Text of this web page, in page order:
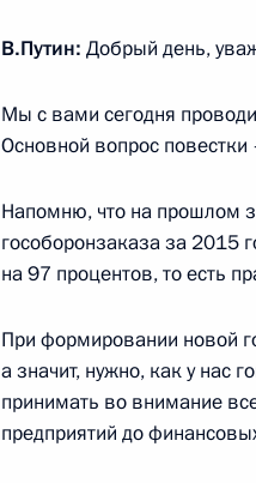
8 августа 2016 года, 13:30
1 августа 2016 года, 08:30
Совещание с
26 июля 2016 года, 14:15
В.Путин: Добрый день,
Мы с вами сегодня
Основной вопрос
Напомню, что на прошлом
гособоронзаказа за 2015
на 97 процентов, то есть
При формировании новой
а значит, нужно, как у нас
принимать во внимание
предприятий до